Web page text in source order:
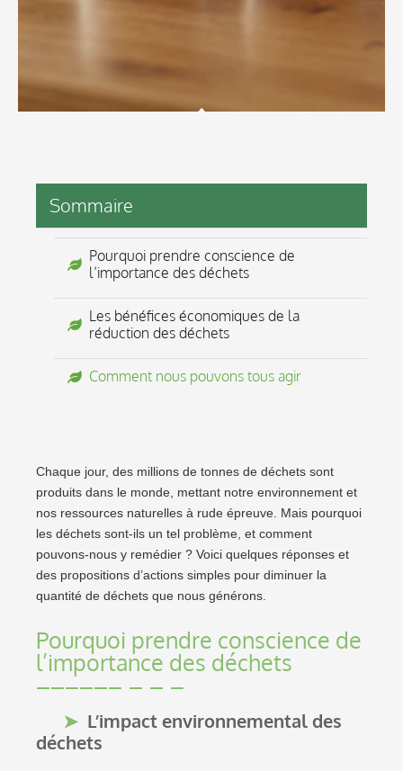
Sommaire
Pourquoi prendre conscience de
l’importance des déchets
Les bénéfices économiques de la
réduction des déchets
Comment nous pouvons tous agir
Chaque jour, des millions de tonnes de déchets sont
produits dans le monde, mettant notre environnement et
nos ressources naturelles à rude épreuve. Mais pourquoi
les déchets sont-ils un tel problème, et comment
pouvons-nous y remédier ? Voici quelques réponses et
des propositions d’actions simples pour diminuer la
quantité de déchets que nous générons.
Pourquoi prendre conscience de
l’importance des déchets
L’impact environnemental des
déchets